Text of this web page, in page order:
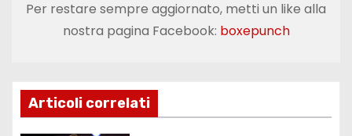
g
z
i
Per restare sempre aggiornato, metti un like alla
nostra pagina Facebook: boxepunch
Articoli correlati